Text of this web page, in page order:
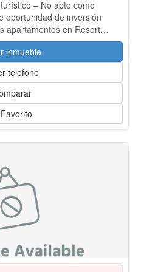
– No apto como
oportunidad de inversión
apartamentos en Resort
A) Resumen de la
100% en propiedad de un
a un complejo hotelero
de oro de Marbella-
y equipado -
un prestigioso complejo
a exención de impuestos
rentabilidad. Delega la gestión
no obstante, no se
la renta si el IPC ha resultado
un máximo de actualización
disfrutarlo 8 semanas al año
(excluido 15.06 al 15.09 y
básicos - Tan sólo tendrá
300€ por año) B)
inmueble
telefono
Favorito